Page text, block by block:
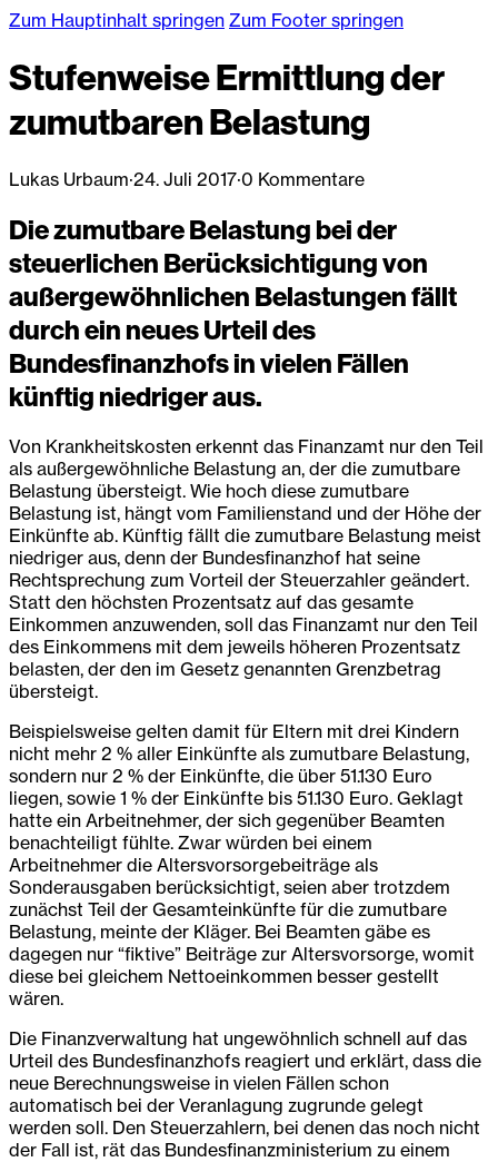
Zum Hauptinhalt springen Zum Footer springen
Stufenweise Ermittlung der
zumutbaren Belastung
Lukas Urbaum·24. Juli 2017·0 Kommentare
Die zumutbare Belastung bei der
steuerlichen Berücksichtigung von
außergewöhnlichen Belastungen fällt
durch ein neues Urteil des
Bundesfinanzhofs in vielen Fällen
künftig niedriger aus.
Von Krankheitskosten erkennt das Finanzamt nur den Teil
als außergewöhnliche Belastung an, der die zumutbare
Belastung übersteigt. Wie hoch diese zumutbare
Belastung ist, hängt vom Familienstand und der Höhe der
Einkünfte ab. Künftig fällt die zumutbare Belastung meist
niedriger aus, denn der Bundesfinanzhof hat seine
Rechtsprechung zum Vorteil der Steuerzahler geändert.
Statt den höchsten Prozentsatz auf das gesamte
Einkommen anzuwenden, soll das Finanzamt nur den Teil
des Einkommens mit dem jeweils höheren Prozentsatz
belasten, der den im Gesetz genannten Grenzbetrag
übersteigt.
Beispielsweise gelten damit für Eltern mit drei Kindern
nicht mehr 2 % aller Einkünfte als zumutbare Belastung,
sondern nur 2 % der Einkünfte, die über 51.130 Euro
liegen, sowie 1 % der Einkünfte bis 51.130 Euro. Geklagt
hatte ein Arbeitnehmer, der sich gegenüber Beamten
benachteiligt fühlte. Zwar würden bei einem
Arbeitnehmer die Altersvorsorgebeiträge als
Sonderausgaben berücksichtigt, seien aber trotzdem
zunächst Teil der Gesamteinkünfte für die zumutbare
Belastung, meinte der Kläger. Bei Beamten gäbe es
dagegen nur “fiktive” Beiträge zur Altersvorsorge, womit
diese bei gleichem Nettoeinkommen besser gestellt
wären.
Die Finanzverwaltung hat ungewöhnlich schnell auf das
Urteil des Bundesfinanzhofs reagiert und erklärt, dass die
neue Berechnungsweise in vielen Fällen schon
automatisch bei der Veranlagung zugrunde gelegt
werden soll. Den Steuerzahlern, bei denen das noch nicht
der Fall ist, rät das Bundesfinanzministerium zu einem